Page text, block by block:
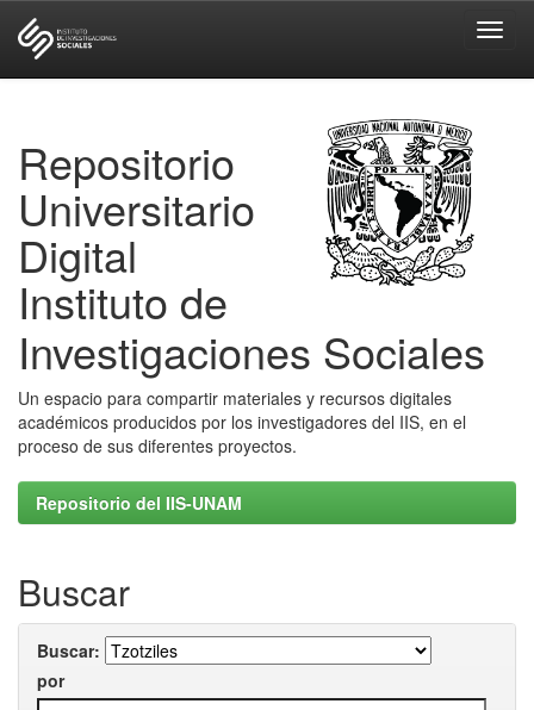
Repositorio
Universitario
Digital
Instituto de
Investigaciones Sociales
Un espacio para compartir materiales y recursos digitales
académicos producidos por los investigadores del IIS, en el
proceso de sus diferentes proyectos.
Repositorio del IIS-UNAM
Buscar
Buscar:
por